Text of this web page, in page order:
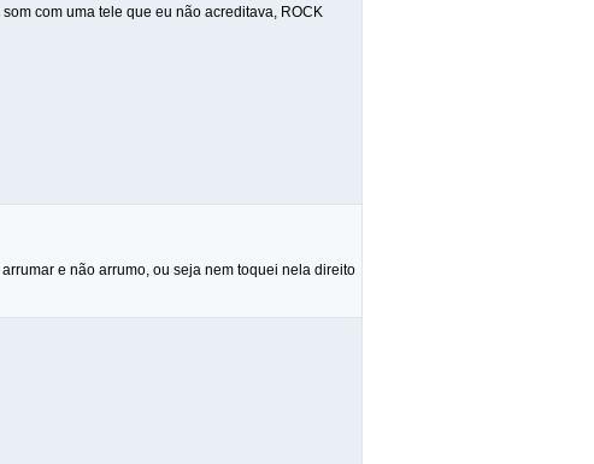
com uma tele que eu não acreditava, ROCK
e não arrumo, ou seja nem toquei nela direito